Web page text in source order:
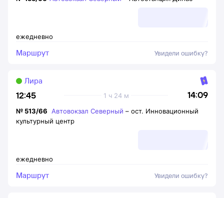
ежедневно
Маршрут Увидели ошибку?
12:45 14:09
1 ч 24 м
Лира
ежедневно
№ 513/66 Автовокзал Северный – ост. Инновационный
культурный центр
Маршрут Увидели ошибку?